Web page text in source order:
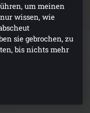
um meinen
wissen, wie
sie gebrochen, zu
bis nichts mehr